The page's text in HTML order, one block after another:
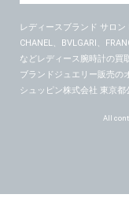
レディースブランド サロン
CHANEL、BVLGARI、
などレディース腕時計の買
ブランドジュエリー販売の
シュッピン株式会社 東京
All